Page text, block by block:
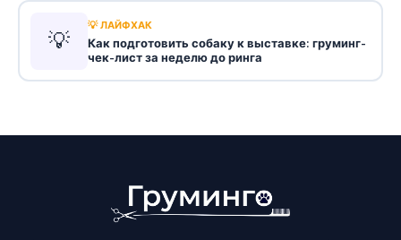
💡
💡 ЛАЙФХАК
Как подготовить собаку к выставке: груминг-
чек-лист за неделю до ринга